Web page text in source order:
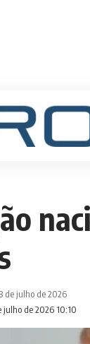
de 2026 10:10
de julho de 2026